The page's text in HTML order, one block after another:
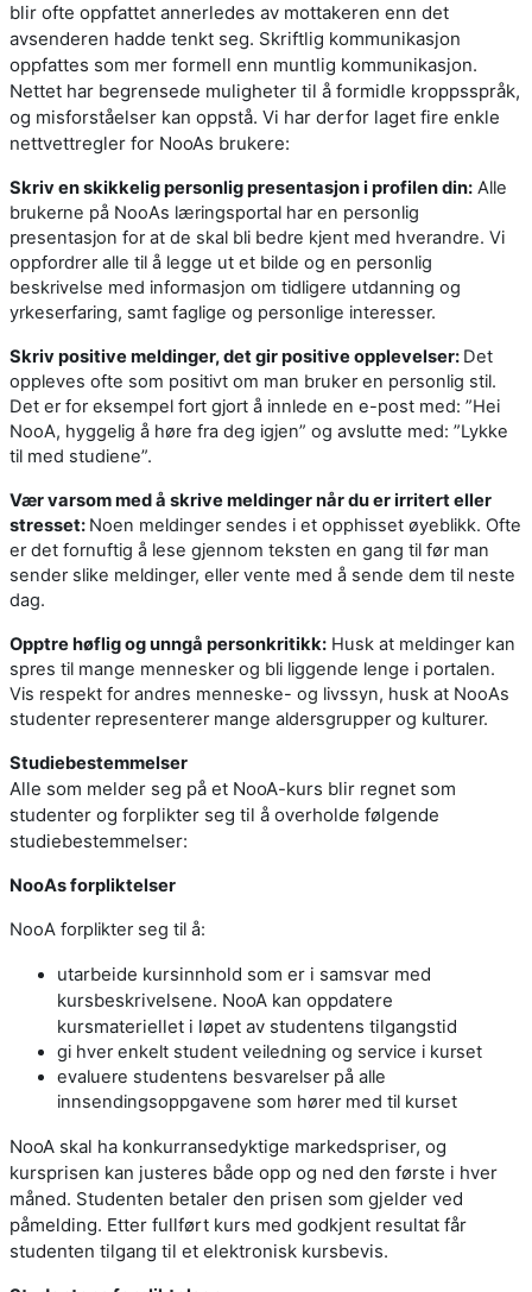
blir ofte oppfattet annerledes av mottakeren enn det
avsenderen hadde tenkt seg. Skriftlig kommunikasjon
oppfattes som mer formell enn muntlig kommunikasjon.
Nettet har begrensede muligheter til å formidle kroppsspråk,
og misforståelser kan oppstå. Vi har derfor laget fire enkle
nettvettregler for NooAs brukere:
Skriv en skikkelig personlig presentasjon i profilen din: Alle
brukerne på NooAs læringsportal har en personlig
presentasjon for at de skal bli bedre kjent med hverandre. Vi
oppfordrer alle til å legge ut et bilde og en personlig
beskrivelse med informasjon om tidligere utdanning og
yrkeserfaring, samt faglige og personlige interesser.
Skriv positive meldinger, det gir positive opplevelser: Det
oppleves ofte som positivt om man bruker en personlig stil.
Det er for eksempel fort gjort å innlede en e-post med: ”Hei
NooA, hyggelig å høre fra deg igjen” og avslutte med: ”Lykke
til med studiene”.
Vær varsom med å skrive meldinger når du er irritert eller
stresset: Noen meldinger sendes i et opphisset øyeblikk. Ofte
er det fornuftig å lese gjennom teksten en gang til før man
sender slike meldinger, eller vente med å sende dem til neste
dag.
Opptre høflig og unngå personkritikk: Husk at meldinger kan
spres til mange mennesker og bli liggende lenge i portalen.
Vis respekt for andres menneske- og livssyn, husk at NooAs
studenter representerer mange aldersgrupper og kulturer.
Studiebestemmelser
Alle som melder seg på et NooA-kurs blir regnet som
studenter og forplikter seg til å overholde følgende
studiebestemmelser:
NooAs forpliktelser
NooA forplikter seg til å:
utarbeide kursinnhold som er i samsvar med
kursbeskrivelsene. NooA kan oppdatere
kursmateriellet i løpet av studentens tilgangstid
gi hver enkelt student veiledning og service i kurset
evaluere studentens besvarelser på alle
innsendingsoppgavene som hører med til kurset
NooA skal ha konkurransedyktige markedspriser, og
kursprisen kan justeres både opp og ned den første i hver
måned. Studenten betaler den prisen som gjelder ved
påmelding. Etter fullført kurs med godkjent resultat får
studenten tilgang til et elektronisk kursbevis.